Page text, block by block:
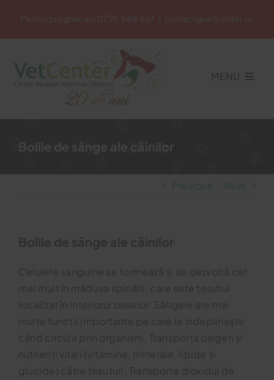
content
Pentru programari: 0725.588.667 contact@vetcenter.ro
MENU
Blog
Contact
Bolile de sânge ale câinilor
Previous Next
Celulele sanguine se formează și se dezvoltă cel
mai mult în măduva spinării, care este țesutul
localizat în interiorul oaselor. Sângele are mai
multe funcții importante pe care le îndeplinește
când circula prin organism. Transporta oxigen și
nutrienți vitali (vitamine, minerale, lipide și
glucide) către țesuturi. Transporta dioxidul de